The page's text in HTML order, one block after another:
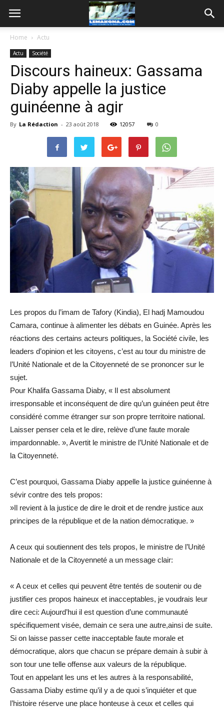
Home Actu
Actu Société
Discours haineux: Gassama
Diaby appelle la justice
guinéenne à agir
By La Rédaction - 23 août 2018 12057 0
Les propos du l’imam de Tafory (Kindia), El hadj Mamoudou
Camara, continue à alimenter les débats en Guinée. Après les
réactions des certains acteurs politiques, la Société civile, les
leaders d’opinion et les citoyens, c’est au tour du ministre de
l’Unité Nationale et de la Citoyenneté de se prononcer sur le
sujet.
Pour Khalifa Gassama Diaby, « Il est absolument
irresponsable et inconséquent de dire qu’un guinéen peut être
considéré comme étranger sur son propre territoire national.
Laisser penser cela et le dire, relève d’une faute morale
impardonnable. », Avertit le ministre de l’Unité Nationale et de
la Citoyenneté.
C’est pourquoi, Gassama Diaby appelle la justice guinéenne à
sévir contre des tels propos:
»Il revient à la justice de dire le droit et de rendre justice aux
principes de la république et de la nation démocratique. »
A ceux qui soutiennent des tels propos, le ministre de l’Unité
Nationale et de la Citoyenneté a un message clair:
« A ceux et celles qui peuvent être tentés de soutenir ou de
justifier ces propos haineux et inacceptables, je voudrais leur
dire ceci: Aujourd’hui il est question d’une communauté
spécifiquement visée, demain ce sera une autre,ainsi de suite.
Si on laisse passer cette inacceptable faute morale et
démocratique, alors que chacun se prépare demain à subir à
son tour une telle offense aux valeurs de la république.
Tout en appelant les uns et les autres à la responsabilité,
Gassama Diaby estime qu’il y a de quoi s’inquiéter et que
l’histoire réserve une place honteuse à ceux et celles qui